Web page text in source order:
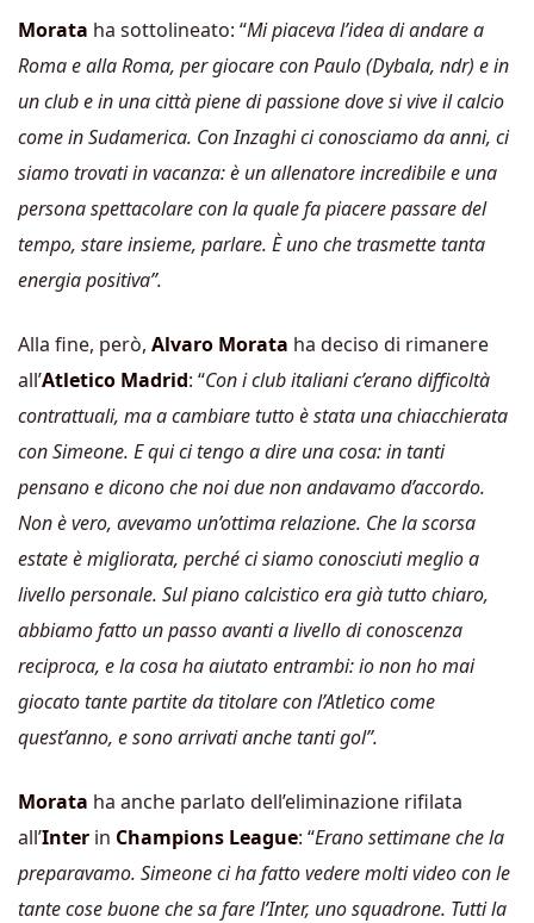
Morata ha sottolineato: “Mi piaceva l’idea di andare a
Roma e alla Roma, per giocare con Paulo (Dybala, ndr) e in
un club e in una città piene di passione dove si vive il calcio
come in Sudamerica. Con Inzaghi ci conosciamo da anni, ci
siamo trovati in vacanza: è un allenatore incredibile e una
persona spettacolare con la quale fa piacere passare del
tempo, stare insieme, parlare. È uno che trasmette tanta
energia positiva”.
Alla fine, però, Alvaro Morata ha deciso di rimanere
all’Atletico Madrid: “Con i club italiani c’erano difficoltà
contrattuali, ma a cambiare tutto è stata una chiacchierata
con Simeone. E qui ci tengo a dire una cosa: in tanti
pensano e dicono che noi due non andavamo d’accordo.
Non è vero, avevamo un’ottima relazione. Che la scorsa
estate è migliorata, perché ci siamo conosciuti meglio a
livello personale. Sul piano calcistico era già tutto chiaro,
abbiamo fatto un passo avanti a livello di conoscenza
reciproca, e la cosa ha aiutato entrambi: io non ho mai
giocato tante partite da titolare con l’Atletico come
quest’anno, e sono arrivati anche tanti gol”.
Morata ha anche parlato dell’eliminazione rifilata
all’Inter in Champions League: “Erano settimane che la
preparavamo. Simeone ci ha fatto vedere molti video con le
tante cose buone che sa fare l’Inter, uno squadrone. Tutti la